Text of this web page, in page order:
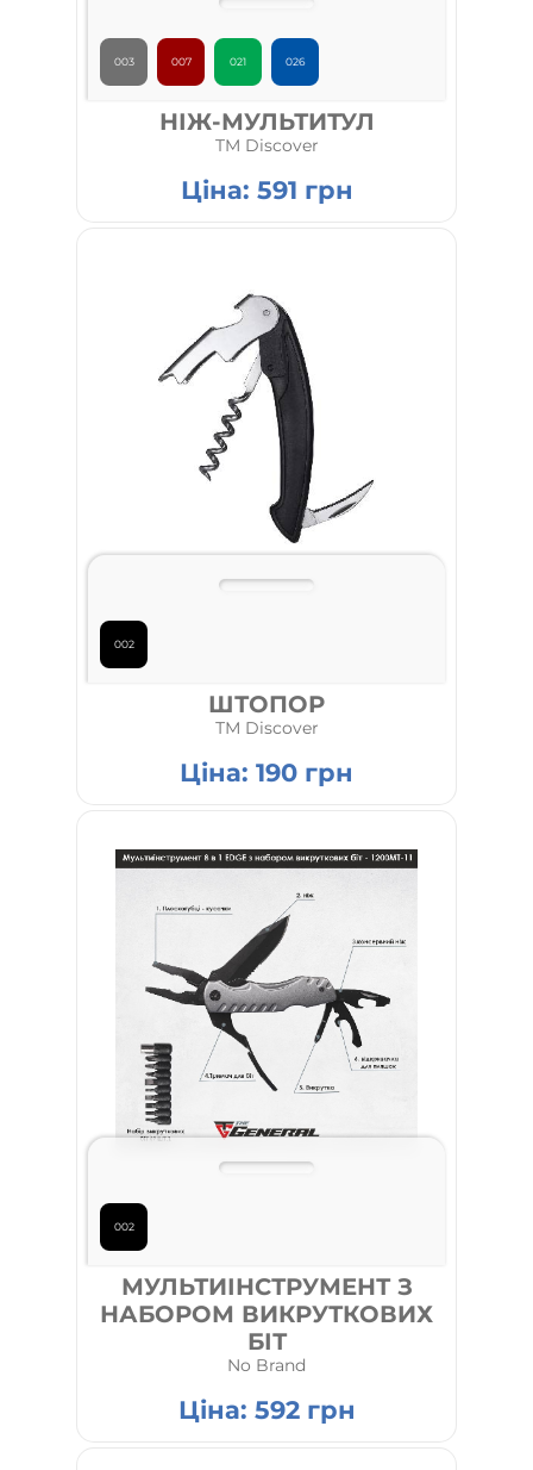
003 007 021 026
НІЖ-МУЛЬТИТУЛ
TM Discover
Ціна: 591 грн
002
ШТОПОР
ТМ Discover
Ціна: 190 грн
002
МУЛЬТИІНСТРУМЕНТ З
НАБОРОМ ВИКРУТКОВИХ
БІТ
No Brand
Ціна: 592 грн